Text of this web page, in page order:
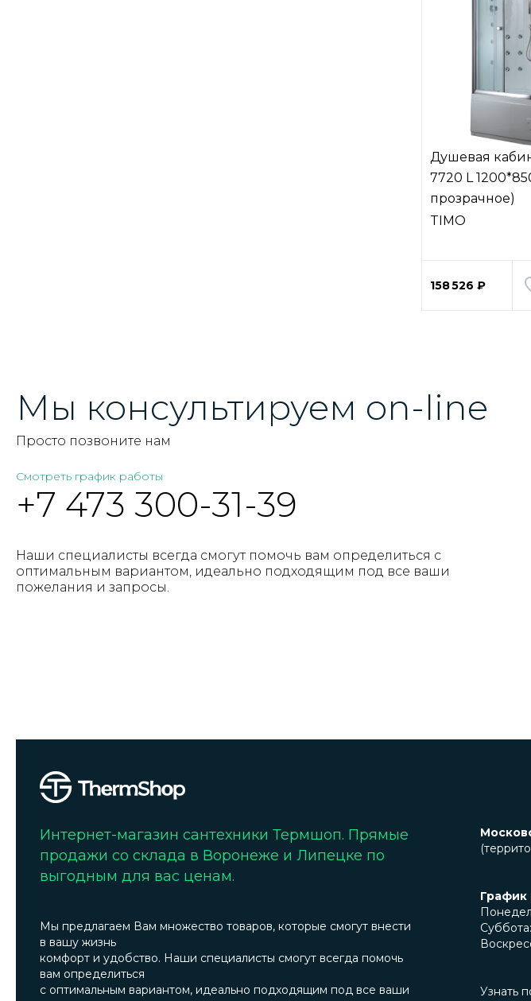
Душевая
7720 L
прозрачное)
TIMO
158 526 ₽
Мы консультируем on-line
Просто позвоните нам
Смотреть график работы
+7 473 300-31-39
Наши специалисты всегда смогут помочь вам определиться с
оптимальным вариантом, идеально подходящим под все ваши
пожелания и запросы.
Интернет-магазин сантехники Термшоп. Прямые
продажи со склада в Воронеже и Липецке по
выгодным для вас ценам.
Мы предлагаем Вам множество товаров, которые смогут внести
в вашу жизнь
комфорт и удобство. Наши специалисты смогут всегда помочь
вам определиться
с оптимальным вариантом, идеально подходящим под все ваши
График
Узнать